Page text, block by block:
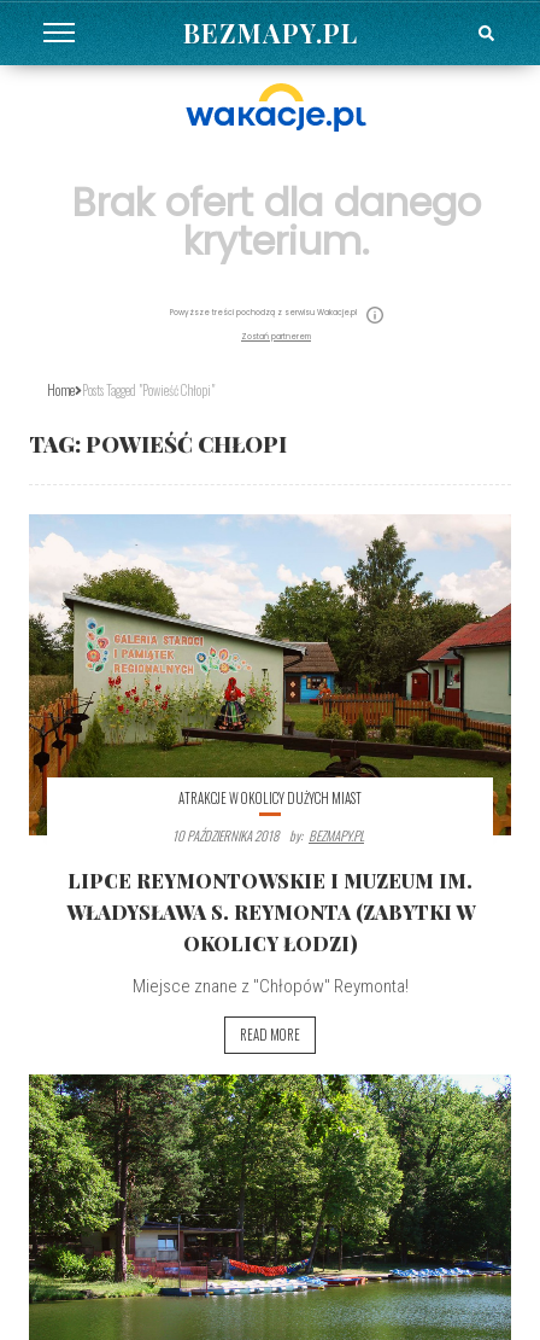
BEZMAPY.PL
Brak ofert dla danego
kryterium.
Powyższe treści pochodzą z serwisu Wakacje.pl
Zostań partnerem
Home Posts Tagged "powieść Chłopi"
TAG:POWIEŚĆ CHŁOPI
ATRAKCJE W OKOLICY DUŻYCH MIAST
10 PAŹDZIERNIKA 2018
By: BEZMAPY.PL
LIPCE REYMONTOWSKIE I MUZEUM IM.
WŁADYSŁAWA S. REYMONTA (ZABYTKI W
OKOLICY ŁODZI)
Miejsce znane z "Chłopów" Reymonta!
READ MORE